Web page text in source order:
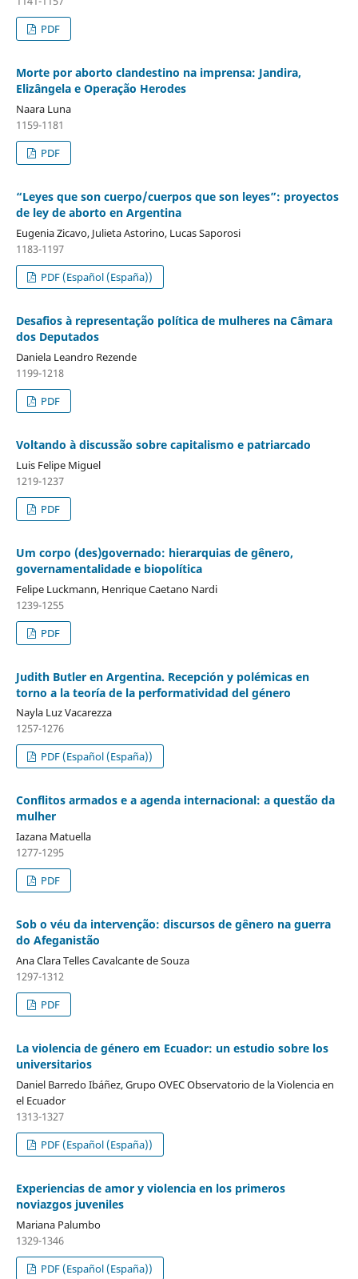
PDF
Morte por aborto clandestino na imprensa: Jandira,
Elizângela e Operação Herodes
Naara Luna
1159-1181
PDF
“Leyes que son cuerpo/cuerpos que son leyes”: proyectos
de ley de aborto en Argentina
Eugenia Zicavo, Julieta Astorino, Lucas Saporosi
1183-1197
PDF (Español (España))
Desafios à representação política de mulheres na Câmara
dos Deputados
Daniela Leandro Rezende
1199-1218
PDF
Voltando à discussão sobre capitalismo e patriarcado
Luis Felipe Miguel
1219-1237
PDF
Um corpo (des)governado: hierarquias de gênero,
governamentalidade e biopolítica
Felipe Luckmann, Henrique Caetano Nardi
1239-1255
PDF
Judith Butler en Argentina. Recepción y polémicas en
torno a la teoría de la performatividad del género
Nayla Luz Vacarezza
1257-1276
PDF (Español (España))
Conflitos armados e a agenda internacional: a questão da
mulher
Iazana Matuella
1277-1295
PDF
Sob o véu da intervenção: discursos de gênero na guerra
do Afeganistão
Ana Clara Telles Cavalcante de Souza
1297-1312
PDF
La violencia de género em Ecuador: un estudio sobre los
universitarios
Daniel Barredo Ibáñez, Grupo OVEC Observatorio de la Violencia en
el Ecuador
1313-1327
PDF (Español (España))
Experiencias de amor y violencia en los primeros
noviazgos juveniles
Mariana Palumbo
1329-1346
PDF (Español (España))